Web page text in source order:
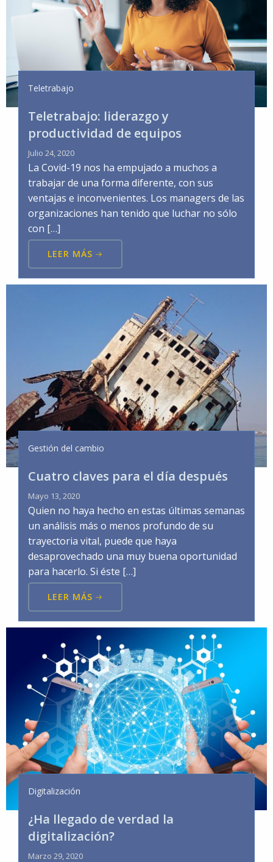
Teletrabajo
Teletrabajo: liderazgo y
productividad de equipos
Julio 24, 2020
La Covid-19 nos ha empujado a muchos a
trabajar de una forma diferente, con sus
ventajas e inconvenientes. Los managers de las
organizaciones han tenido que luchar no sólo
con […]
LEER MÁS
Gestión del cambio
Cuatro claves para el día después
Mayo 13, 2020
Quien no haya hecho en estas últimas semanas
un análisis más o menos profundo de su
trayectoria vital, puede que haya
desaprovechado una muy buena oportunidad
para hacerlo. Si éste […]
LEER MÁS
Digitalización
¿Ha llegado de verdad la
digitalización?
Marzo 29, 2020